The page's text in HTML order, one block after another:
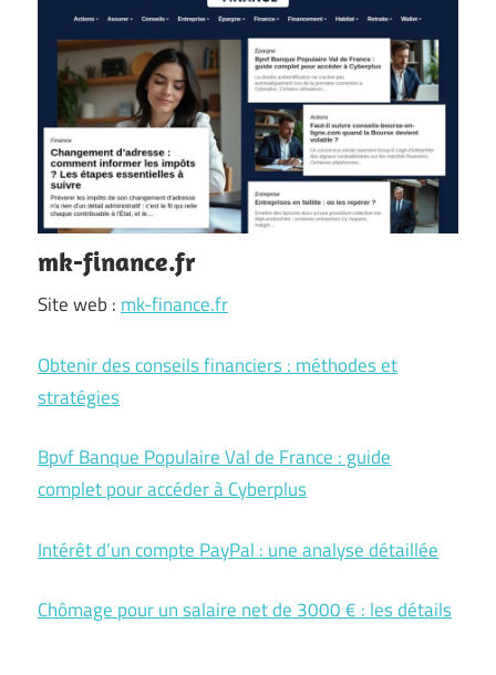
mk-finance.fr
Site web : mk-finance.fr
Obtenir des conseils financiers : méthodes et
stratégies
Bpvf Banque Populaire Val de France : guide
complet pour accéder à Cyberplus
Intérêt d’un compte PayPal : une analyse détaillée
Chômage pour un salaire net de 3000 € : les détails